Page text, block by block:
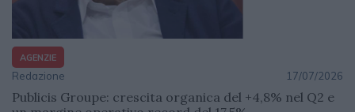
AGENZIE
Redazione 17/07/2026
Publicis Groupe: crescita organica del +4,8% nel Q2 e